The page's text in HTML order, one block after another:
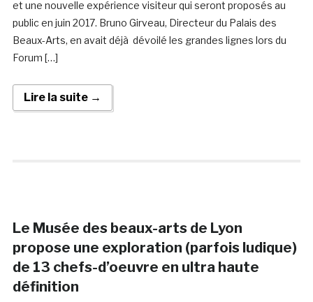
et une nouvelle expérience visiteur qui seront proposés au
public en juin 2017. Bruno Girveau, Directeur du Palais des
Beaux-Arts, en avait déjà dévoilé les grandes lignes lors du
Forum […]
Lire la suite →
Le Musée des beaux-arts de Lyon
propose une exploration (parfois ludique)
de 13 chefs-d’oeuvre en ultra haute
définition